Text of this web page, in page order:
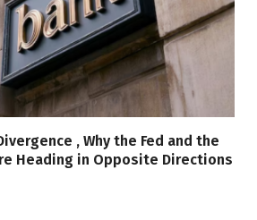
, Why the Fed and the
Heading in Opposite Directions